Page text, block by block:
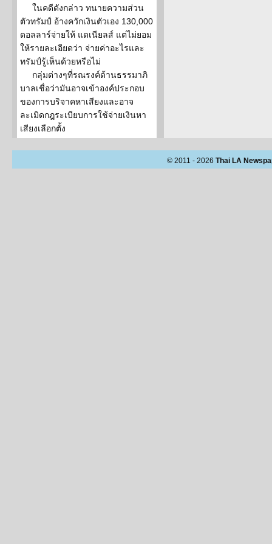
ในคดีดังกล่าว ทนายความส่วน
ตัวทรัมป์ อ้างควักเงินตัวเอง 130,000
ดอลลาร์จ่ายให้ แดเนียลส์ แต่ไม่ยอม
ให้รายละเอียดว่า จ่ายค่าอะไรและ
ทรัมป์รู้เห็นด้วยหรือไม่
กลุ่มต่างๆที่รณรงค์ด้านธรรมาภิ
บาลเชื่อว่ามันอาจเข้าองค์ประกอบ
ของการบริจาคหาเสียงและอาจ
ละเมิดกฎระเบียบการใช้จ่ายเงินหา
เสียงเลือกตั้ง
© 2011 - 2026 Thai LA